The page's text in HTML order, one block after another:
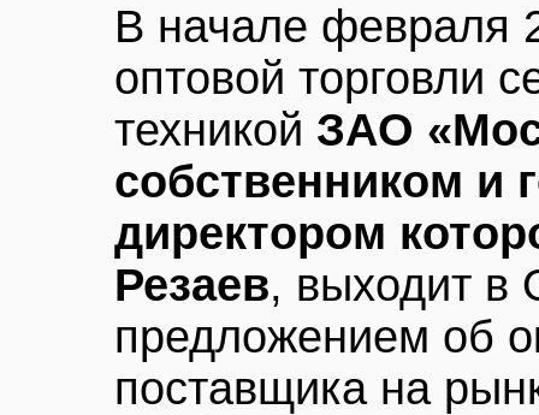
В начале февраля
оптовой торговли
техникой ЗАО
собственником и
директором
Резаев, выходит в
предложением об
поставщика на